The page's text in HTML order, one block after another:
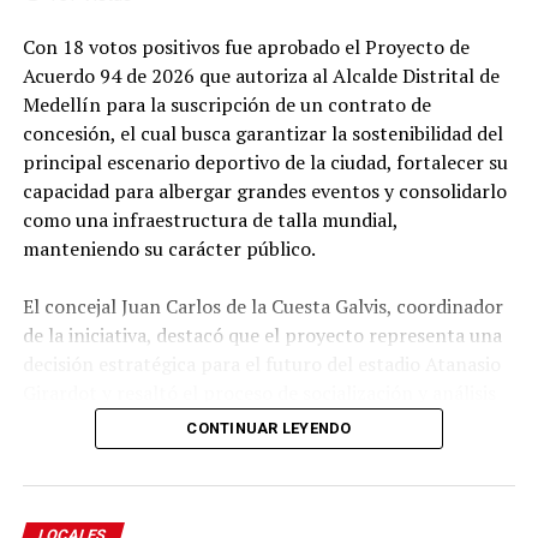
adquirir ayudas geriátricas, dotar el Centro de
Protección Social para el Adulto Mayor (CPSAM) y
desarrollar actividades artísticas, recreativas y de
funcionalidad que promueven el bienestar, la
participación y el envejecimiento activo.
Educación
Con 18 votos positivos fue aprobado el Proyecto de
Acuerdo 94 de 2026 que autoriza al Alcalde Distrital de
Medellín para la suscripción de un contrato de
concesión, el cual busca garantizar la sostenibilidad del
principal escenario deportivo de la ciudad, fortalecer su
capacidad para albergar grandes eventos y consolidarlo
como una infraestructura de talla mundial,
manteniendo su carácter público.
El concejal Juan Carlos de la Cuesta Galvis, coordinador
de la iniciativa, destacó que el proyecto representa una
adelantado por el Concejo durante su estudio.
Explicó que el objetivo es autorizar al Alcalde para
CONTINUAR LEYENDO